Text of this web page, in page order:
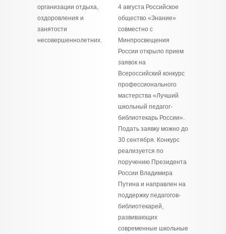
организации отдыха,
оздоровления и
занятости
несовершеннолетних.
4 августа Российское
общество «Знание»
совместно с
Минпросвещения
России открыло прием
заявок на
Всероссийский конкурс
профессионального
мастерства «Лучший
школьный педагог-
библиотекарь России».
Подать заявку можно до
30 сентября. Конкурс
реализуется по
поручению Президента
России Владимира
Путина и направлен на
поддержку педагогов-
библиотекарей,
развивающих
современные школьные